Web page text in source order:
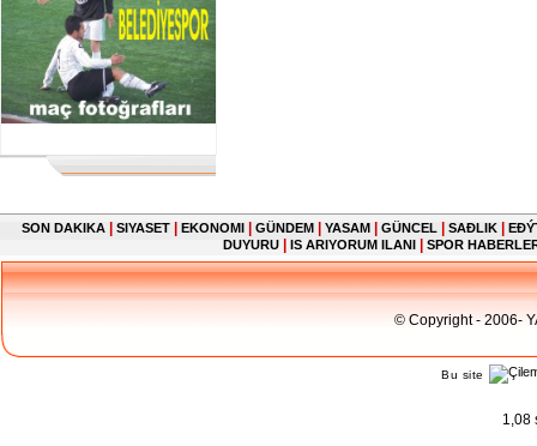
SON DAKIKA SIYASET EKONOMI GÜNDEM YASAM GÜNCEL SAĐLIK
DUYURU
IS ARIYORUM ILANI SPOR
© Copyright - 2006-
Bu site
1,08